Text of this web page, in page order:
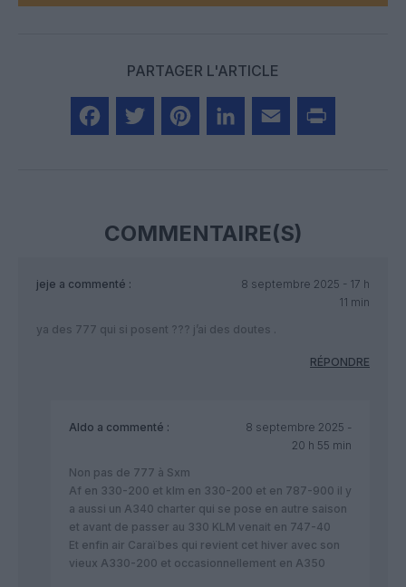
PARTAGER L'ARTICLE
COMMENTAIRE(S)
jeje a commenté :
8 septembre 2025 - 17 h
11 min
ya des 777 qui si posent ??? j’ai des doutes .
RÉPONDRE
Aldo a commenté :
8 septembre 2025 -
20 h 55 min
Non pas de 777 à Sxm
Af en 330-200 et klm en 330-200 et en 787-900 il y
a aussi un A340 charter qui se pose en autre saison
et avant de passer au 330 KLM venait en 747-40
Et enfin air Caraïbes qui revient cet hiver avec son
vieux A330-200 et occasionnellement en A350